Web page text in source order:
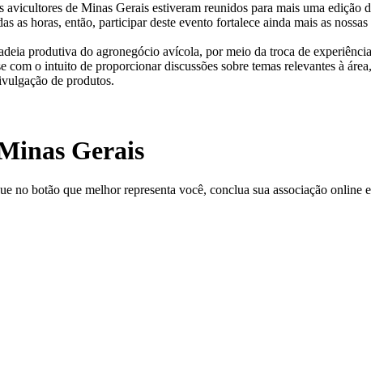
de Minas Gerais estiveram reunidos para mais uma
as horas, então, participar deste evento fortalece ainda mais as
produtiva do agronegócio avícola, por meio da troca de
o intuito de proporcionar discussões sobre temas relevantes à
de produtos.
Gerais
no botão que melhor representa você, conclua sua associação online